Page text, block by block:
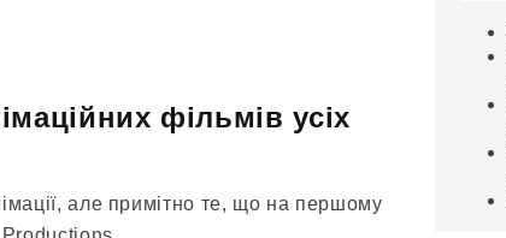
фільмів усіх
але примітно те, що на першому